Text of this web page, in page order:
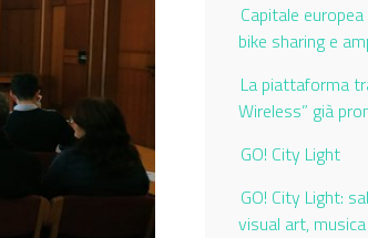
Capitale
bike sharing e
La piattaforma
Wireless” già
GO! City Light
GO! City Light:
visual art,